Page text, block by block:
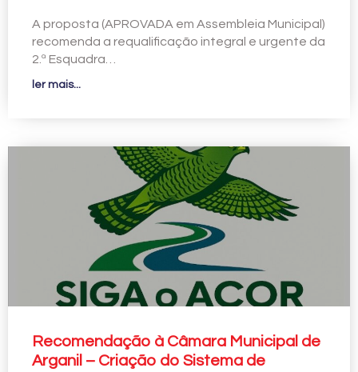
A proposta (APROVADA em Assembleia Municipal)
recomenda a requalificação integral e urgente da
2.ª Esquadra…
ler mais...
Recomendação à Câmara Municipal de
Arganil – Criação do Sistema de